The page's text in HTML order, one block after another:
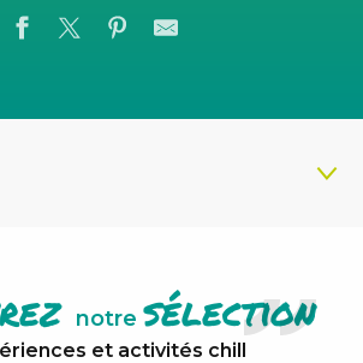
notre sélection
et activités chill